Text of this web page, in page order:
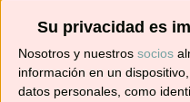
Su privacidad es
Nosotros y nuestros socios
información en un
datos personales, como
Suscríbete ahora
en tu correo.